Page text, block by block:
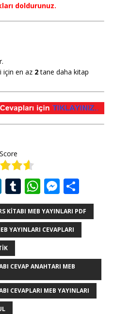
doldurunuz.
için en az 2tane daha kitap
Li
n
k
e
dI
n
T
u
m
bl
W
h
at
s
p
p
M
e
ss
e
g
e
r
h
ar
e
KITABI MEB YAYINLARI PDF
YAYINLARI CEVAPLARI
CEVAP ANAHTARI MEB
CEVAPLARI MEB YAYINLARI